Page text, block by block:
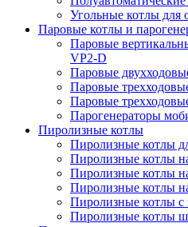
Угольные котлы для
Паровые котлы и
Паровые
VP2-D
Паровые
Паровые
Паровые
Парогенераторы
Пиролизные котлы
Пиролизные котлы
Пиролизные котлы
Пиролизные котлы
Пиролизные котлы
Пиролизные котлы
Пиролизные котлы